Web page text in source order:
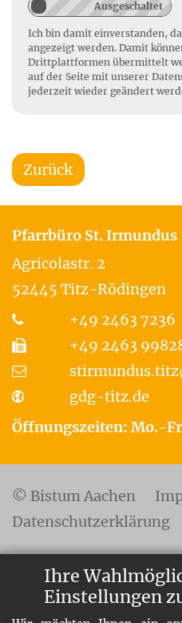
Ihre
Einstellungen
Ich bin damit einverstanden,
angezeigt werden. Damit
Drittplattformen übermittelt
auf der Seite mit unserer
jederzeit wieder geändert
Zurück
Pfarrbüro St.
Agricolastr. 2
52445 Titz-Rödingen
+49 2463 7236
+49 2463
gdg-titz.de
Öffnungszeiten: Mo.-
© Bistum Aachen
Datenschutzerklärung